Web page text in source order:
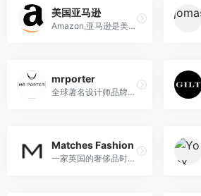
美国亚马逊
Amazon,亚马逊是美国最大电商购物网站,海淘首选,综合类购物商城
mrporter
全球著名设计师品牌奢侈品折扣电商,由英国高档购物网站Net-A-Porter衍生出来的
Matches Fashion
一家英国的奢侈品时尚折扣电商